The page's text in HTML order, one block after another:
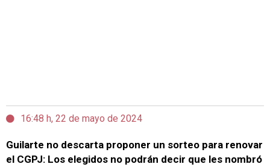
16:48 h, 22 de mayo de 2024
Guilarte no descarta proponer un sorteo para renovar
el CGPJ: Los elegidos no podrán decir que les nombró